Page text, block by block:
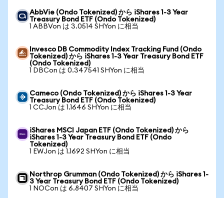
AbbVie (Ondo Tokenized) から iShares 1-3 Year
Treasury Bond ETF (Ondo Tokenized)
1 ABBVon は 3.0514 SHYon に相当
Invesco DB Commodity Index Tracking Fund (Ondo
Tokenized) から iShares 1-3 Year Treasury Bond ETF
(Ondo Tokenized)
1 DBCon は 0.347541 SHYon に相当
Cameco (Ondo Tokenized) から iShares 1-3 Year
Treasury Bond ETF (Ondo Tokenized)
1 CCJon は 1.1646 SHYon に相当
iShares MSCI Japan ETF (Ondo Tokenized) から
iShares 1-3 Year Treasury Bond ETF (Ondo
Tokenized)
1 EWJon は 1.1692 SHYon に相当
Northrop Grumman (Ondo Tokenized) から iShares 1-
3 Year Treasury Bond ETF (Ondo Tokenized)
1 NOCon は 6.8407 SHYon に相当